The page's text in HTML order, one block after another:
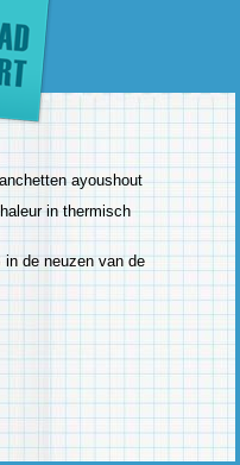
ayoushout
in thermisch
in de neuzen van de